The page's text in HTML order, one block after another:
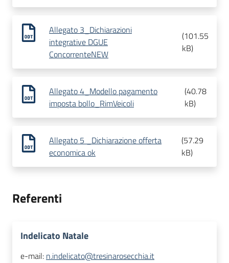
Allegato 3_Dichiarazioni
integrative DGUE
ConcorrenteNEW
(101.55
kB)
Allegato 4_Modello pagamento
imposta bollo_RimVeicoli
(40.78
kB)
Allegato 5 _Dichiarazione offerta
economica ok
(57.29
kB)
Referenti
Indelicato Natale
e-mail: n.indelicato@tresinarosecchia.it